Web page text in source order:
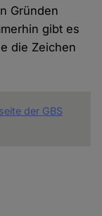
Gründen
gibt es
die Zeichen
der GBS